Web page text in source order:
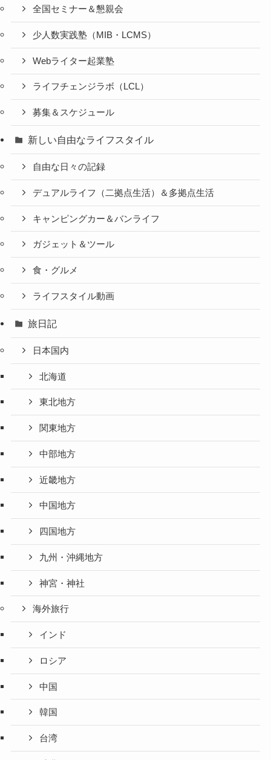
全国セミナー＆懇親会
少人数実践塾（MIB・LCMS）
Webライター起業塾
ライフチェンジラボ（LCL）
募集＆スケジュール
新しい自由なライフスタイル
自由な日々の記録
デュアルライフ（二拠点生活）＆多拠点生活
キャンピングカー＆バンライフ
ガジェット＆ツール
食・グルメ
ライフスタイル動画
旅日記
日本国内
北海道
東北地方
関東地方
中部地方
近畿地方
中国地方
四国地方
九州・沖縄地方
神宮・神社
海外旅行
インド
ロシア
中国
韓国
台湾